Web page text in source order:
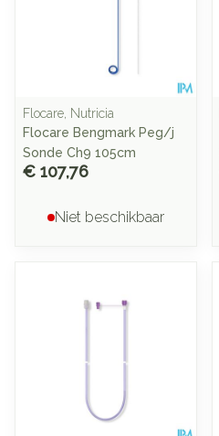
Flocare, Nutricia
Flocare Bengmark Peg/j
Sonde Ch9 105cm
€ 107,76
Niet beschikbaar